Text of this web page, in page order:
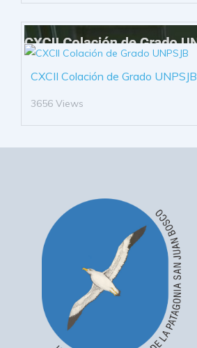
CXCII Colación de Grado UNPSJB
3656 Views